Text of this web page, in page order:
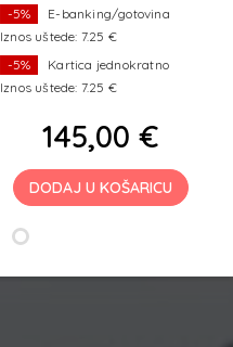
-5%
E-banking/gotovina
Iznos uštede: 7.25 €
-5%
Kartica jednokratno
Iznos uštede: 7.25 €
145,00 €
DODAJ U KOŠARICU